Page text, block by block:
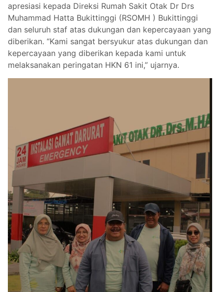
apresiasi kepada Direksi Rumah Sakit Otak Dr Drs
Muhammad Hatta Bukittinggi (RSOMH ) Bukittinggi
dan seluruh staf atas dukungan dan kepercayaan yang
diberikan. “Kami sangat bersyukur atas dukungan dan
kepercayaan yang diberikan kepada kami untuk
melaksanakan peringatan HKN 61 ini,” ujarnya.